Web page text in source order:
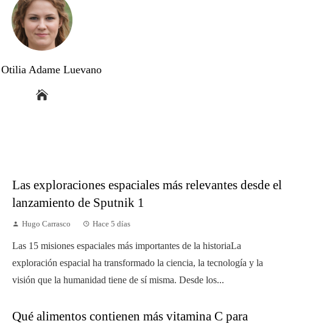
Adame Luevano
Las exploraciones espaciales más relevantes desde el
lanzamiento de Sputnik 1
Hugo Carrasco Hace 5 días
Las 15 misiones espaciales más importantes de la historiaLa
exploración espacial ha transformado la ciencia, la tecnología y la
visión que la humanidad tiene de sí misma. Desde los...
Qué alimentos contienen más vitamina C para